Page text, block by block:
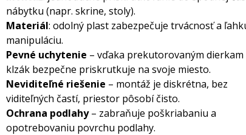
nábytku (napr. skrine, stoly).
Materiál: odolný plast zabezpečuje trvácnosť a
manipuláciu.
Pevné uchytenie – vďaka prekutorovaným dierkam
klzák bezpečne priskrutkuje na svoje miesto.
Neviditeľné riešenie – montáž je diskrétna, bez
viditeľných častí, priestor pôsobí čisto.
Ochrana podlahy– zabraňuje poškriabaniu a
opotrebovaniu povrchu podlahy.